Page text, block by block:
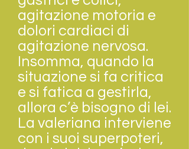
agitazione motoria e
dolori cardiaci di
agitazione nervosa.
Insomma, quando la
situazione si fa critica
e si fatica a gestirla,
allora c’è bisogno di lei.
La valeriana interviene
con i suoi superpoteri,